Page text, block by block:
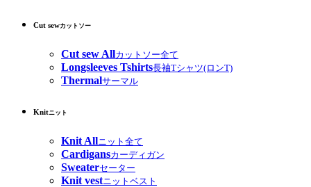
Cut sewカットソー
Cut sew Allカットソー全て
Longsleeves Tshirts長袖Tシャツ(ロンT)
Thermalサーマル
Knitニット
Knit Allニット全て
Cardigansカーディガン
Sweaterセーター
Knit vestニットベスト